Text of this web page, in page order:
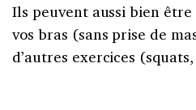
Ils peuvent aussi bien
vos bras (sans prise de
d’autres exercices